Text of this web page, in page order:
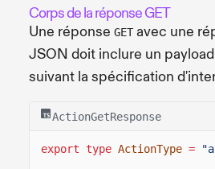
Corps de la réponse GET
Une réponse GETavec une
JSON doit inclure un
suivant la spécification
ActionGetResponse
export type ActionType =